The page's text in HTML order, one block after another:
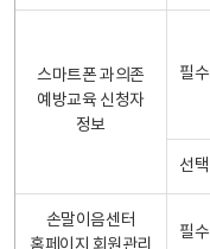
스마트폰 과의존
예방교육 신청자
정보
필수
선택
손말이음센터
필수